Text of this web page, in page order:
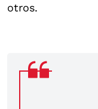
otros.